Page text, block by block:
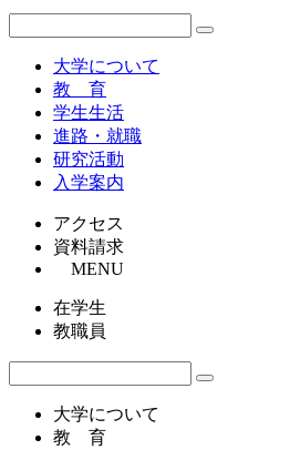
大学について
教 育
学生生活
進路・就職
研究活動
入学案内
アクセス
資料請求
MENU
在学生
教職員
大学について
教 育